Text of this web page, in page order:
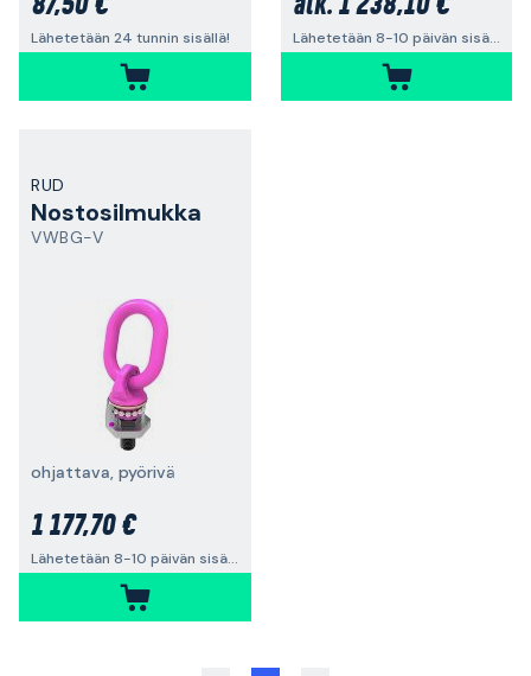
87,50 €
Lähetetään 24 tunnin sisällä!
alk. 1 238,10 €
Lähetetään 8-10 päivän sisällä
RUD
Nostosilmukka
VWBG-V
ohjattava, pyörivä
1 177,70 €
Lähetetään 8-10 päivän sisällä